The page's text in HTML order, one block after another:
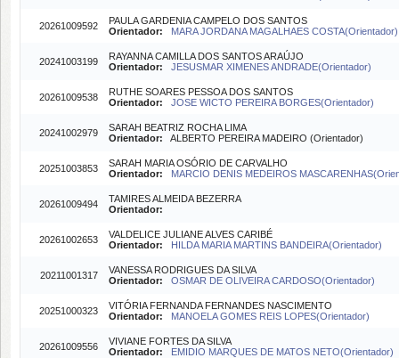
20261009592
PAULA GARDENIA CAMPELO DOS SANTOS
Orientador:
MARA JORDANA MAGALHAES COSTA(Orientador)
20241003199
RAYANNA CAMILLA DOS SANTOS ARAÚJO
Orientador:
JESUSMAR XIMENES ANDRADE(Orientador)
20261009538
RUTHE SOARES PESSOA DOS SANTOS
Orientador:
JOSE WICTO PEREIRA BORGES(Orientador)
20241002979
SARAH BEATRIZ ROCHA LIMA
Orientador: ALBERTO PEREIRA MADEIRO (Orientador)
20251003853
SARAH MARIA OSÓRIO DE CARVALHO
Orientador:
MARCIO DENIS MEDEIROS
20261009494
TAMIRES ALMEIDA BEZERRA
Orientador:
20261002653
VALDELICE JULIANE ALVES CARIBÉ
Orientador:
HILDA MARIA MARTINS BANDEIRA(Orientador)
20211001317
VANESSA RODRIGUES DA SILVA
Orientador:
OSMAR DE OLIVEIRA CARDOSO(Orientador)
20251000323
VITÓRIA FERNANDA FERNANDES NASCIMENTO
Orientador:
MANOELA GOMES REIS LOPES(Orientador)
20261009556
VIVIANE FORTES DA SILVA
Orientador:
EMIDIO MARQUES DE MATOS NETO(Orientador)